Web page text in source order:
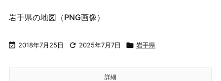
岩手県の地図（PNG画像）
 2018年7月25日  2025年7月7日  岩手県
詳細